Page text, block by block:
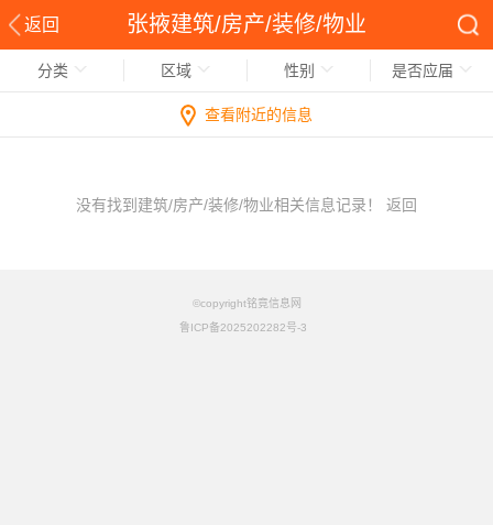
返回 张掖建筑/房产/装修/物业
分类 区域 性别 是否应届
查看附近的信息
没有找到建筑/房产/装修/物业相关信息记录！ 返回
©copyright铭竟信息网
鲁ICP备2025202282号-3